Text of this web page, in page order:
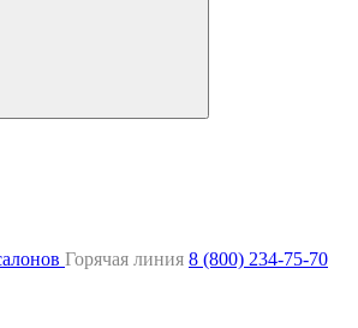
Горячая линия 8 (800) 234-75-70